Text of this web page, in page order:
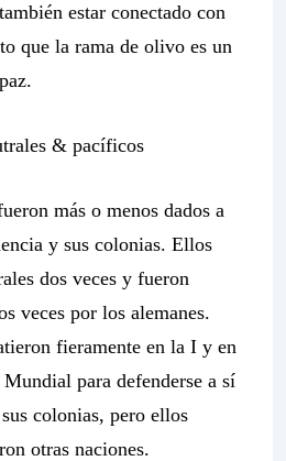
estar conectado con
que la rama de olivo es un
& pacíficos
más o menos dados a
y sus colonias. Ellos
dos veces y fueron
veces por los alemanes.
fieramente en la I y en
para defenderse a sí
colonias, pero ellos
otras naciones.